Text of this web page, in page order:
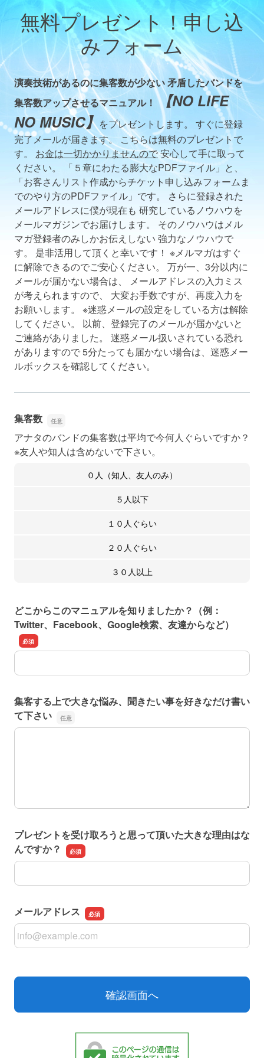
無料プレゼント！申し込
みフォーム
演奏技術があるのに集客数が少ない 矛盾したバンドを
集客数アップさせるマニュアル！【NO LIFE
NO MUSIC】 をプレゼントします。 すぐに登録
完了メールが届きます。 こちらは無料のプレゼントで
す。 お金は一切かかりませんので安心して手に取って
ください。 「５章にわたる膨大なPDFファイル」と、
「お客さんリスト作成からチケット申し込みフォームま
でのやり方のPDFファイル」です。 さらに登録された
メールアドレスに僕が現在も 研究しているノウハウを
メールマガジンでお届けします。 そのノウハウはメル
マガ登録者のみしかお伝えしない 強力なノウハウで
す。 是非活用して頂くと幸いです！ ※メルマガはすぐ
に解除できるのでご安心ください。 万が一、3分以内に
メールが届かない場合は、 メールアドレスの入力ミス
が考えられますので、 大変お手数ですが、再度入力を
お願いします。 ※迷惑メールの設定をしている方は解除
してください。 以前、登録完了のメールが届かないと
ご連絡がありました。 迷惑メール扱いされている恐れ
がありますので 5分たっても届かない場合は、迷惑メー
ルボックスを確認してください。
集客数
アナタのバンドの集客数は平均で今何人ぐらいですか？
※友人や知人は含めないで下さい。
０人（知人、友人のみ）
５人以下
１０人ぐらい
２０人ぐらい
３０人以上
どこからこのマニュアルを知りましたか？（例：
Twitter、Facebook、Google検索、友達からなど）
どこからこのマニュアルを知りましたか？（例：Twitter
集客する上で大きな悩み、聞きたい事を好きなだけ書い
て下さい
集客する上で大きな悩み、聞きたい事を好きなだけ書いて
プレゼントを受け取ろうと思って頂いた大きな理由はな
んですか？
プレゼントを受け取ろうと思って頂いた大きな理由はなん
メールアドレス
メールアドレス